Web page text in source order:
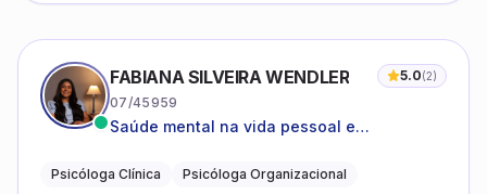
FABIANA SILVEIRA WENDLER 5.0(2)
07/45959
Saúde mental na vida pessoal e
Psicóloga Clínica Psicóloga Organizacional